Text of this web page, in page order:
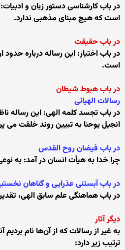
در باب کارشناسی دستور زبان و
است که هیچ مبنای مذهبی ندارد.
در باب حقیقت
در باب اختیار: این رساله درباره حدود
است.
در باب هبوط شیطان
رسالات الهیاتی
در باب تجسد کلمه الهی: این رساله
انجیل یوحنا به تبیین روند خلقت می
در باب فیضان روح القدس
چرا خدا به هیأت انسان در آمد: به
در باب آبستنی عذرایی و گناهان
در باب هماهنگی علم سابق الهی،
دیگر آثار
به غیر از رسالات که از آن‌ها نام
ترتیب زیر دارد: